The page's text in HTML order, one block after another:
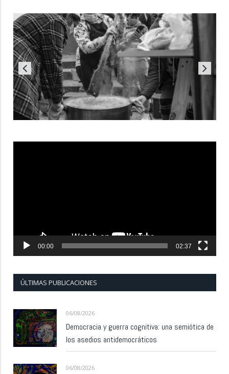
00:00 02:37
ÚLTIMAS PUBLICACIONES
06/08/2026
Democracia y guerra cognitiva: una semiótica de
los asedios antidemocráticos
06/08/2026